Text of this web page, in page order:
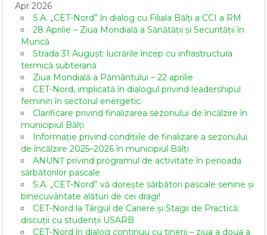
Apr 2026
S.A. „CET-Nord” în dialog cu Filiala Bălți a CCI a RM
28 Aprilie – Ziua Mondială a Sănătății și Securității în
Muncă
Strada 31 August: lucrările încep cu infrastructura
termică subterană
Ziua Mondială a Pământului – 22 aprilie
CET-Nord, implicată în dialogul privind leadershipul
feminin în sectorul energetic.
Clarificare privind finalizarea sezonului de încălzire în
municipiul Bălți
Informație privind condițiile de finalizare a sezonului
de încălzire 2025–2026 în municipiul Bălți
ANUNȚ privind programul de activitate în perioada
sărbătorilor pascale
S.A. „CET-Nord” vă dorește sărbători pascale senine și
binecuvântate alături de cei dragi!
CET-Nord la Târgul de Cariere și Stagii de Practică:
discuții cu studenții USARB
CET-Nord în dialog continuu cu tinerii – ziua a doua a